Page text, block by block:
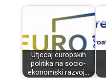
Utjecaj europskih
politika na socio-
ekonomski razvoj…